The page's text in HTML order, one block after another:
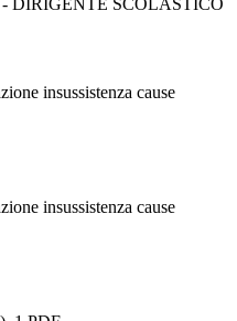
DIRIGENTE SCOLASTICO
insussistenza cause
insussistenza cause